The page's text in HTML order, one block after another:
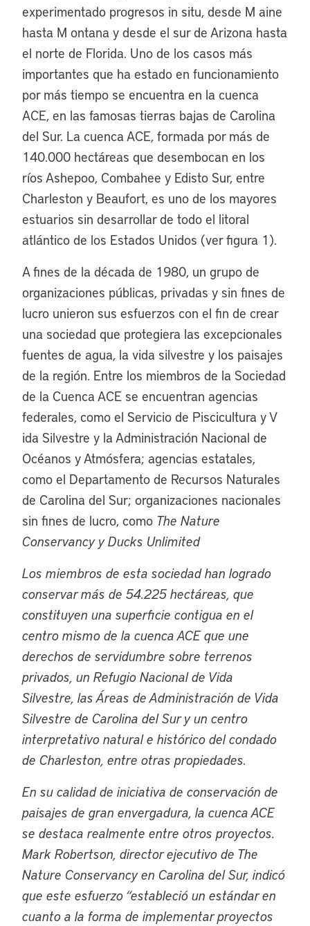
experimentado progresos in situ, desde M aine
hasta M ontana y desde el sur de Arizona hasta
el norte de Florida. Uno de los casos más
importantes que ha estado en funcionamiento
por más tiempo se encuentra en la cuenca
ACE, en las famosas tierras bajas de Carolina
del Sur. La cuenca ACE, formada por más de
140.000 hectáreas que desembocan en los
ríos Ashepoo, Combahee y Edisto Sur, entre
Charleston y Beaufort, es uno de los mayores
estuarios sin desarrollar de todo el litoral
atlántico de los Estados Unidos (ver figura 1).
A fines de la década de 1980, un grupo de
organizaciones públicas, privadas y sin fines de
lucro unieron sus esfuerzos con el fin de crear
una sociedad que protegiera las excepcionales
fuentes de agua, la vida silvestre y los paisajes
de la región. Entre los miembros de la Sociedad
de la Cuenca ACE se encuentran agencias
federales, como el Servicio de Piscicultura y V
ida Silvestre y la Administración Nacional de
Océanos y Atmósfera; agencias estatales,
como el Departamento de Recursos Naturales
de Carolina del Sur; organizaciones nacionales
sin fines de lucro, como The Nature
Conservancy y Ducks Unlimited
Los miembros de esta sociedad han logrado
conservar más de 54.225 hectáreas, que
constituyen una superficie contigua en el
centro mismo de la cuenca ACE que une
derechos de servidumbre sobre terrenos
privados, un Refugio Nacional de Vida
Silvestre, las Áreas de Administración de Vida
Silvestre de Carolina del Sur y un centro
interpretativo natural e histórico del condado
de Charleston, entre otras propiedades.
En su calidad de iniciativa de conservación de
paisajes de gran envergadura, la cuenca ACE
se destaca realmente entre otros proyectos.
Mark Robertson, director ejecutivo de The
Nature Conservancyen Carolina del Sur, indicó
que este esfuerzo “estableció un estándar en
cuanto a la forma de implementar proyectos